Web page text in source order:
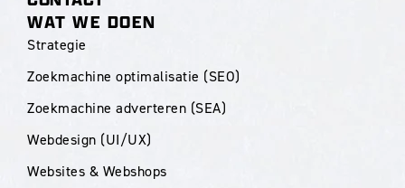
WAT WE DOEN
Strategie
Zoekmachine optimalisatie (SEO)
Zoekmachine adverteren (SEA)
Webdesign (UI/UX)
Websites & Webshops